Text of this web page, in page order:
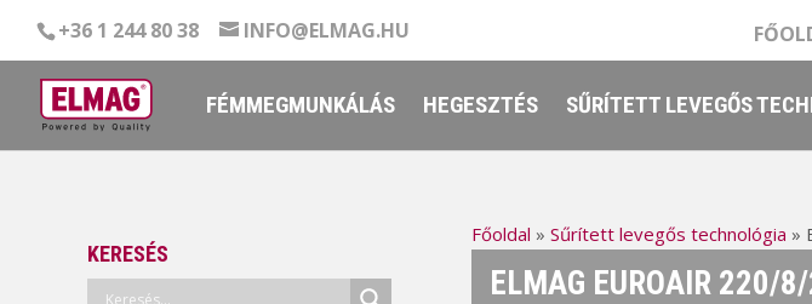
+36 1 244 80 38 INFO@ELMAG.HU
FÉMMEGMUNKÁLÁS HEGESZTÉS SŰRÍTETT LEVEGŐS
Főoldal » Sűrített levegős technológia »
ELMAG EUROAIR 220/
KERESÉS